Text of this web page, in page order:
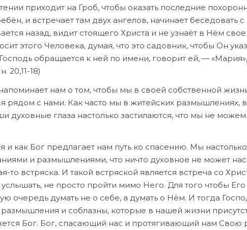
приходит на Гроб, чтобы оказать последние
и встречает там двух ангелов, начинает беседовать
назад, видит стоящего Христа и не узнаёт в Нём
этого Человека, думая, что это садовник, чтобы Он
обращается к ней по имени, говорит ей, —
20,11-18)
нам о том, чтобы мы в своей собственной
рядом с нами. Как часто мы в житейских размышлениях,
духовные глаза настолько застилаются, что мы не
и как Бог предлагает нам путь ко спасению. Мы настолько
и размышлениями, что ничто духовное не может нас
то встряска. И такой встряской является встреча со
не просто пройти мимо Него. Для того чтобы Его
очередь думать не о себе, а думать о Нём. И тогда
и соблазны, которые в нашей жизни
Бог. Бог, спасающий нас и протягивающий нам Свою